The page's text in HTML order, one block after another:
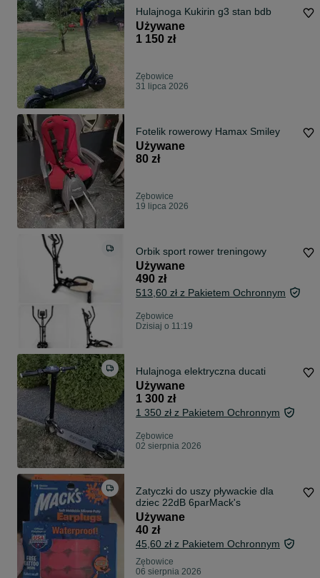
Hulajnoga Kukirin g3 stan bdb
Używane
1 150 zł
Zębowice
31 lipca 2026
Fotelik rowerowy Hamax Smiley
Używane
80 zł
Zębowice
19 lipca 2026
Orbik sport rower treningowy
Używane
490 zł
513,60 zł z Pakietem Ochronnym
Zębowice
Dzisiaj o 11:19
Hulajnoga elektryczna ducati
Używane
1 300 zł
1 350 zł z Pakietem Ochronnym
Zębowice
02 sierpnia 2026
Zatyczki do uszy pływackie dla
dziec 22dB 6parMack's
Używane
40 zł
45,60 zł z Pakietem Ochronnym
Zębowice
06 sierpnia 2026